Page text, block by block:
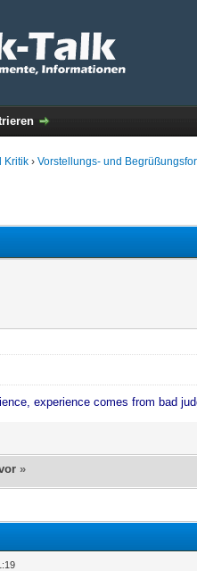
Kritik › Vorstellungs- und
experience comes from bad
»